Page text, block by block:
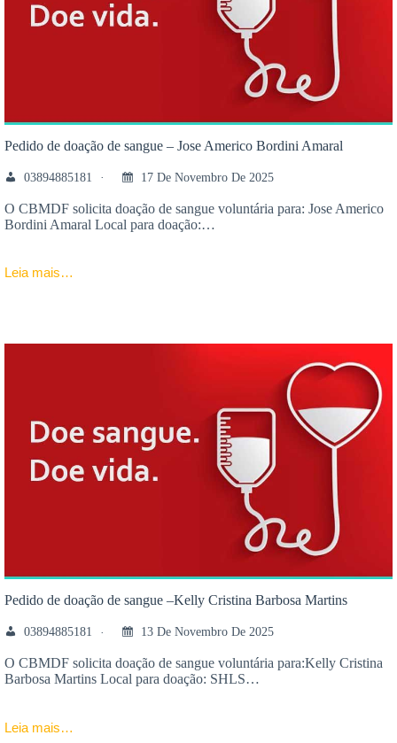
Pedido de doação de sangue – Jose Americo Bordini Amaral
03894885181 17 De Novembro De 2025
O CBMDF solicita doação de sangue voluntária para: Jose Americo
Bordini Amaral Local para doação:…
Leia mais…
Pedido de doação de sangue –Kelly Cristina Barbosa Martins
03894885181 13 De Novembro De 2025
O CBMDF solicita doação de sangue voluntária para:Kelly Cristina
Barbosa Martins Local para doação: SHLS…
Leia mais…